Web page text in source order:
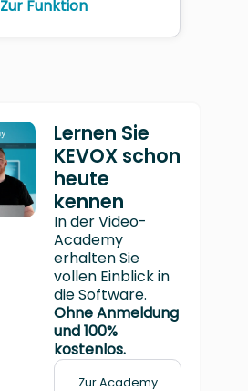
Zur Funktion
Lernen Sie
KEVOX schon
heute
kennen
In der Video-
Academy
erhalten Sie
vollen Einblick in
die Software.
Ohne Anmeldung
und 100%
kostenlos.
Zur Academy